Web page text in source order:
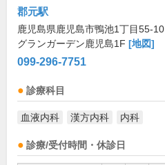
郡元駅
鹿児島県鹿児島市鴨池1丁目55-10
グランガーデン鹿児島1F [地図]
099-296-7751
診療科目
血液内科 漢方内科 内科
診療/受付時間・休診日